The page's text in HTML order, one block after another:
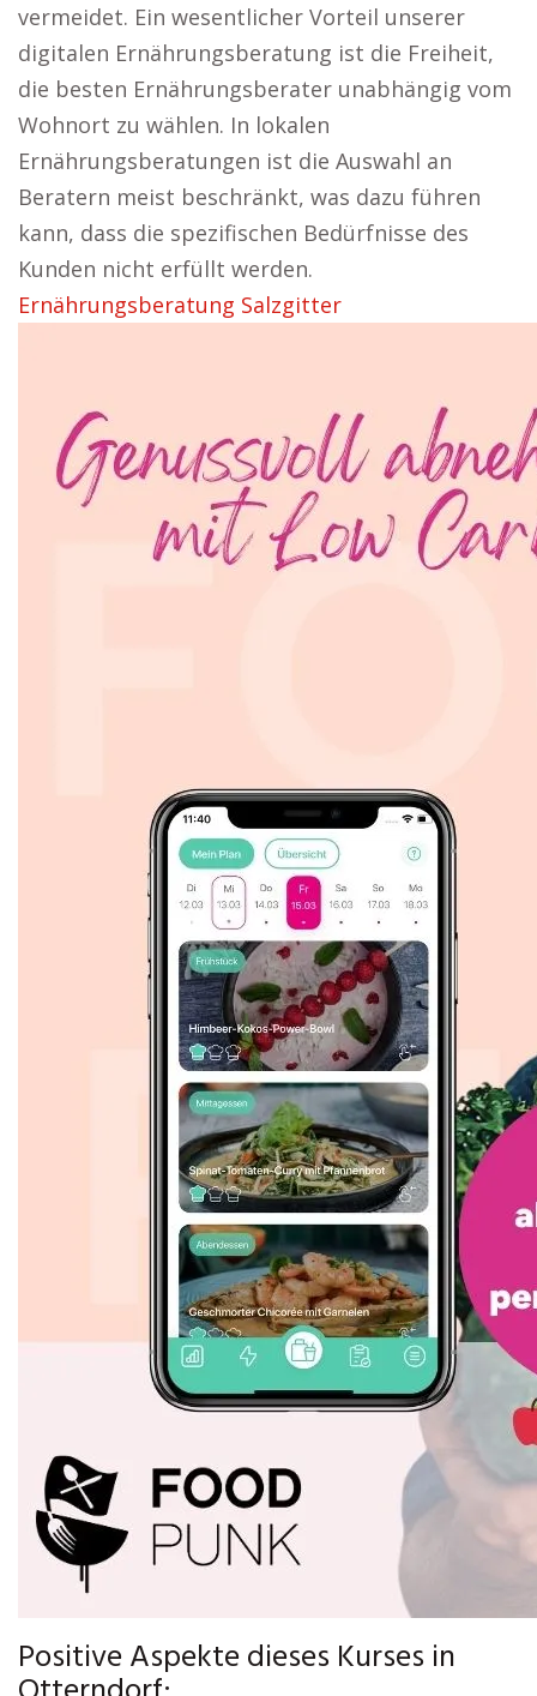
vermeidet. Ein wesentlicher Vorteil unserer
digitalen Ernährungsberatung ist die Freiheit,
die besten Ernährungsberater unabhängig vom
Wohnort zu wählen. In lokalen
Ernährungsberatungen ist die Auswahl an
Beratern meist beschränkt, was dazu führen
kann, dass die spezifischen Bedürfnisse des
Kunden nicht erfüllt werden.
Ernährungsberatung Salzgitter
Positive Aspekte dieses Kurses in